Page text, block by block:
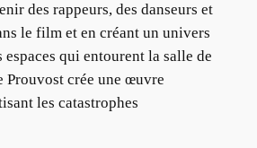
des rappeurs, des danseurs et
le film et en créant un univers
qui entourent la salle de
Prouvost crée une œuvre
les catastrophes